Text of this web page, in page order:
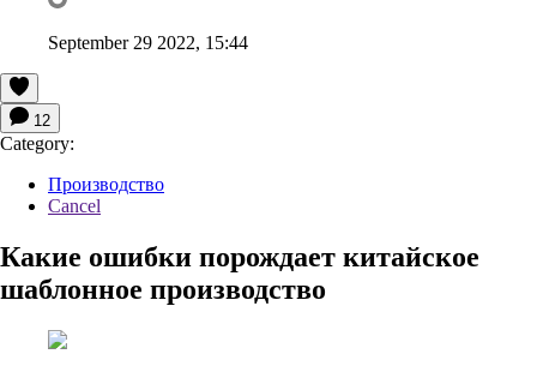
September 29 2022, 15:44
12
Category:
Производство
Cancel
Какие ошибки порождает китайское
шаблонное производство